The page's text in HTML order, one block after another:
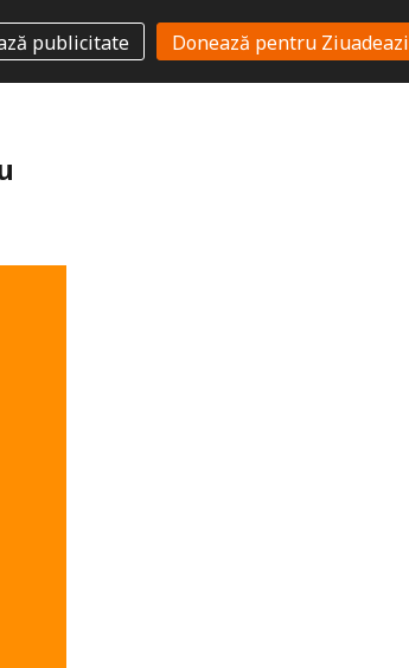
publicitate Donează pentru Ziuadeazi